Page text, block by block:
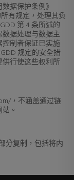
据保护条例》
有规定，处理其负
第 4 条所述的
据处理与数据主
制者保证已实施
规定的安全措
行使这些权利所
，不涵盖通过链
。
分复制，包括将内